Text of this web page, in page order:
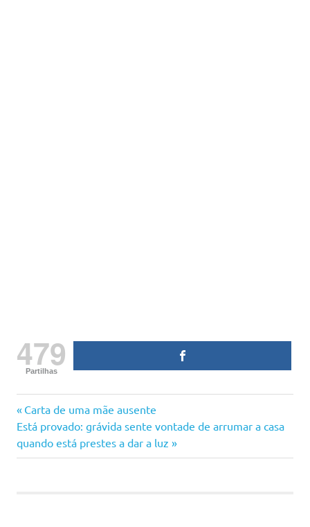
479
Partilhas
desabafo
de filho
filhos
Navegação
de
Previous
Post:
Carta de uma mãe ausente
Next
Post:
Está provado: grávida sente vontade de arrumar a casa
quando está prestes a dar a luz